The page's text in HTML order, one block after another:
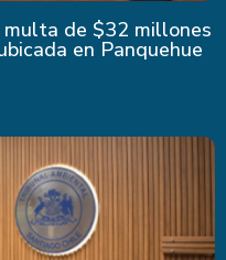
multa de $32 millones
en Panquehue